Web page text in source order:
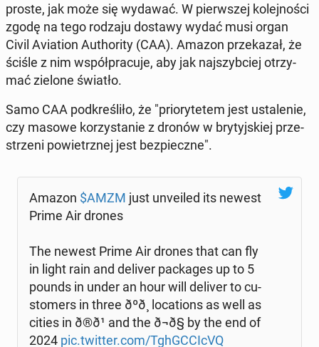
proste, jak może się wydawać. W pierw­szej ko­lej­no­ści
zgodę na tego rodzaju dostawy wydać musi organ
Civil Avia­tion Au­tho­ri­ty (CAA). Amazon prze­ka­zał, że
ściśle z nim współ­pra­cu­je, aby jak naj­szyb­ciej otrzy­
mać zielone światło.
Samo CAA pod­kre­śli­ło, że "prio­ry­te­tem jest usta­le­nie,
czy masowe ko­rzy­sta­nie z dronów w bry­tyj­skiej prze­
strze­ni po­wietrz­nej jest bez­piecz­ne".
Amazon $AMZM just unve­iled its newest
Prime Air drones
The newest Prime Air drones that can fly
in light rain and deliver pac­ka­ges up to 5
pounds in under an hour will deliver to cu­
sto­mers in three ðºð¸ lo­ca­tions as well as
cities in ð®ð¹ and the ð¬ð§ by the end of
2024 pic.twitter.com/TghGC­CI­cVQ